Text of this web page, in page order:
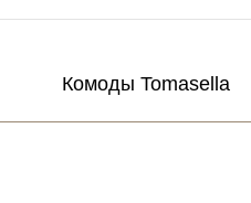
Комоды Tomasella